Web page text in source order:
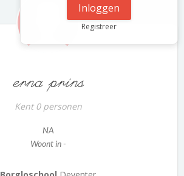
Inloggen
Registreer
erna prins
Kent 0 personen
NA
Woont in -